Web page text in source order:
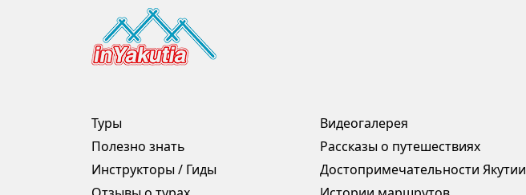
Туры
Полезно знать
Инструкторы / Гиды
Видеогалерея
Рассказы о путешествиях
Достопримечательности Якутии